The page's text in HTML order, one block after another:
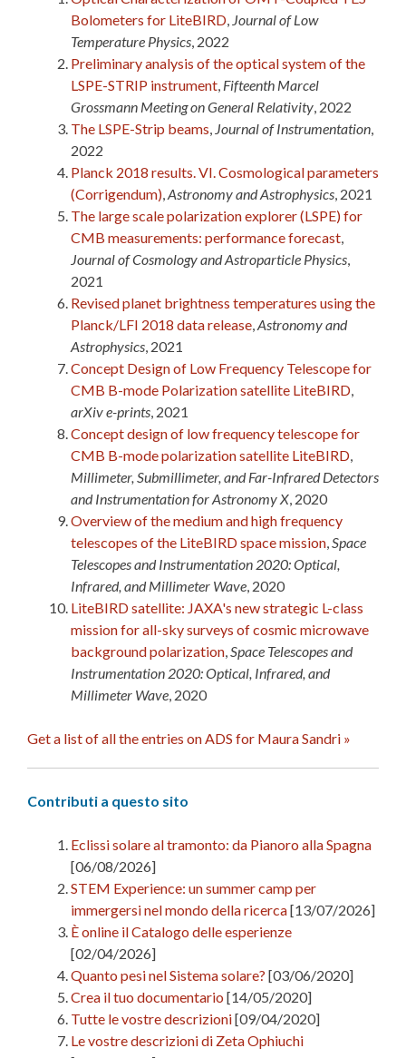
Bolometers for LiteBIRD, Journal of Low
Temperature Physics, 2022
Preliminary analysis of the optical system of the
LSPE-STRIP instrument, Fifteenth Marcel
Grossmann Meeting on General Relativity, 2022
The LSPE-Strip beams, Journal of Instrumentation,
2022
Planck 2018 results. VI. Cosmological parameters
(Corrigendum),Astronomy and Astrophysics, 2021
The large scale polarization explorer (LSPE) for
CMB measurements: performance forecast,
Journal of Cosmology and Astroparticle Physics,
2021
Revised planet brightness temperatures using the
Planck/LFI 2018 data release,Astronomy and
Astrophysics, 2021
Concept Design of Low Frequency Telescope for
CMB B-mode Polarization satellite LiteBIRD,
arXiv e-prints, 2021
Concept design of low frequency telescope for
CMB B-mode polarization satellite LiteBIRD,
Millimeter, Submillimeter, and Far-Infrared Detectors
and Instrumentation for Astronomy X, 2020
Overview of the medium and high frequency
telescopes of the LiteBIRD space mission,Space
Telescopes and Instrumentation 2020: Optical,
Infrared, and Millimeter Wave, 2020
LiteBIRD satellite: JAXA's new strategic L-class
mission for all-sky surveys of cosmic microwave
background polarization,Space Telescopes and
Instrumentation 2020: Optical, Infrared, and
Millimeter Wave, 2020
Get a list of all the entries on ADS for Maura Sandri »
Contributi a questo sito
Eclissi solare al tramonto: da Pianoro alla Spagna
[06/08/2026]
STEM Experience: un summer camp per
immergersi nel mondo della ricerca[13/07/2026]
È online il Catalogo delle esperienze
[02/04/2026]
Quanto pesi nel Sistema solare? [03/06/2020]
Crea il tuo documentario [14/05/2020]
Tutte le vostre descrizioni[09/04/2020]
Le vostre descrizioni di Zeta Ophiuchi